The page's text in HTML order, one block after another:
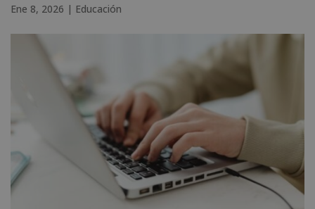
Ene 8, 2026 | Educación